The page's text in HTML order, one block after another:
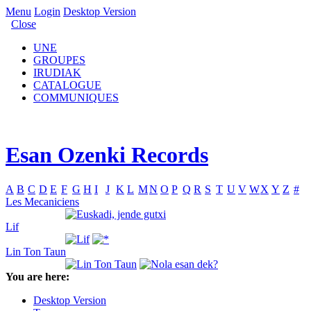
Menu Login Desktop Version
Close
UNE
GROUPES
IRUDIAK
CATALOGUE
COMMUNIQUES
Esan Ozenki Records
A B C D E F G H I J K L MN O P Q R S T U V WX Y Z #
Les Mecaniciens
Lif
Lin Ton Taun
You are here:
Desktop Version